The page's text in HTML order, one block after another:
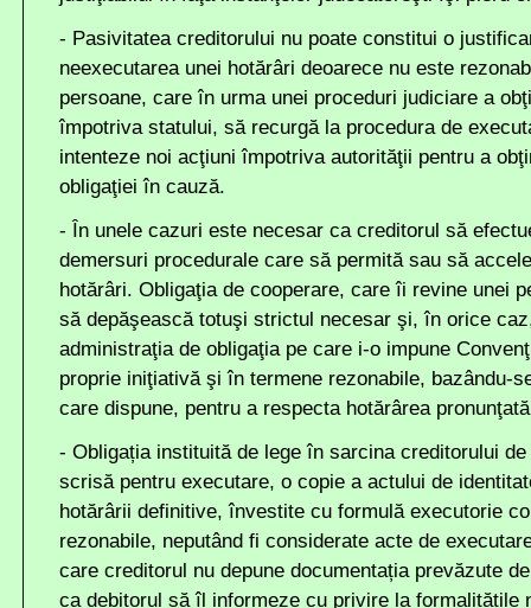
- Pasivitatea creditorului nu poate constitui o
neexecutarea unei hotărâri deoarece nu este
persoane, care în urma unei proceduri judiciare a
împotriva statului, să recurgă la procedura de
intenteze noi acţiuni împotriva autorităţii pentru a
obligaţiei în cauză.
- În unele cazuri este necesar ca creditorul să
demersuri procedurale care să permită sau să
hotărâri. Obligaţia de cooperare, care îi revine unei
să depăşească totuşi strictul necesar şi, în orice
administraţia de obligaţia pe care i-o impune
proprie iniţiativă şi în termene rezonabile, bazându-
care dispune, pentru a respecta hotărârea
- Obligația instituită de lege în sarcina creditorului
scrisă pentru executare, o copie a actului de
hotărârii definitive, învestite cu formulă executorie
rezonabile, neputând fi considerate acte de
care creditorul nu depune documentația prevăzute
ca debitorul să îl informeze cu privire la formalitățile